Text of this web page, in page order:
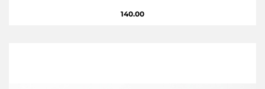
140.00